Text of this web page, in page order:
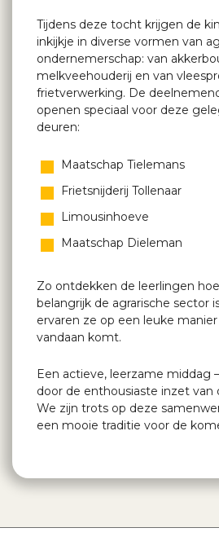
Tijdens deze tocht krijgen de
inkijkje in diverse vormen van
ondernemerschap: van
melkveehouderij en van
frietverwerking. De
openen speciaal voor deze
deuren:
Maatschap Tielemans
Frietsnijderij Tollenaar
Limousinhoeve
Maatschap Dieleman
Zo ontdekken de leerlingen
belangrijk de agrarische sector
ervaren ze op een leuke
vandaan komt.
Een actieve, leerzame middag
door de enthousiaste inzet van
We zijn trots op deze
een mooie traditie voor de